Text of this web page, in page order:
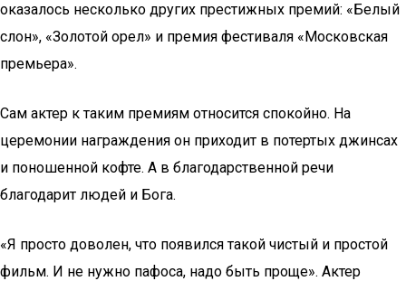
оказалось несколько других престижных премий: «Белый
слон», «Золотой орел» и премия фестиваля «Московская
премьера».
Сам актер к таким премиям относится спокойно. На
церемонии награждения он приходит в потертых джинсах
и поношенной кофте. А в благодарственной речи
благодарит людей и Бога.
«Я просто доволен, что появился такой чистый и простой
фильм. И не нужно пафоса, надо быть проще». Актер